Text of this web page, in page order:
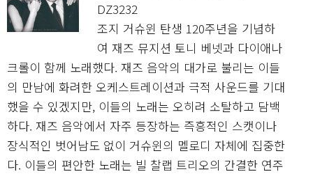
DZ3232
조지 거슈윈 탄생 120주년을 기념하
여 재즈 뮤지션 토니 베넷과 다이애나
크롤이 함께 노래했다. 재즈 음악의 대가로 불리는 이들
의 만남에 화려한 오케스트레이션과 극적 사운드를 기대
했을 수 있겠지만, 이들의 노래는 오히려 소탈하고 담백
하다. 재즈 음악에서 자주 등장하는 즉흥적인 스캣이나
장식적인 벗어남도 없이 거슈윈의 멜로디 자체에 집중한
다. 이들의 편안한 노래는 빌 찰랩 트리오의 간결한 연주